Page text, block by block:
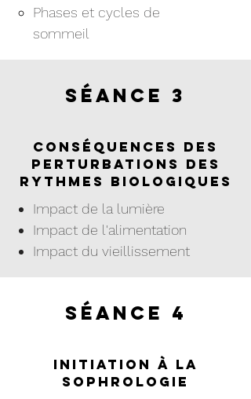
Phases et cycles de
sommeil​
Séance 3
Conséquences des
perturbations des
rythmes biologiques
Impact de la lumière
Impact de l'alimentation
Impact du vieillissement
Séance 4
Initiation à la
sophrologie